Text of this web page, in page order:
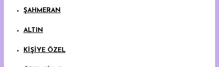
ŞAHMERAN
ALTIN
KİŞİYE ÖZEL